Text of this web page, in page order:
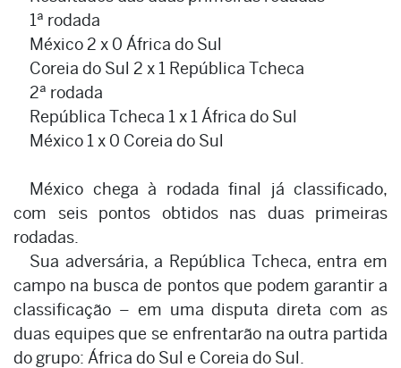
1ª rodada
México 2 x 0 África do Sul
Coreia do Sul 2 x 1 República Tcheca
2ª rodada
República Tcheca 1 x 1 África do Sul
México 1 x 0 Coreia do Sul
México chega à rodada final já classificado,
com seis pontos obtidos nas duas primeiras
rodadas.
Sua adversária, a República Tcheca, entra em
campo na busca de pontos que podem garantir a
classificação – em uma disputa direta com as
duas equipes que se enfrentarão na outra partida
do grupo: África do Sul e Coreia do Sul.